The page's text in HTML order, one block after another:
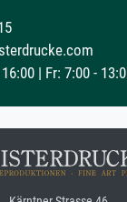
| Fr: 7:00 -